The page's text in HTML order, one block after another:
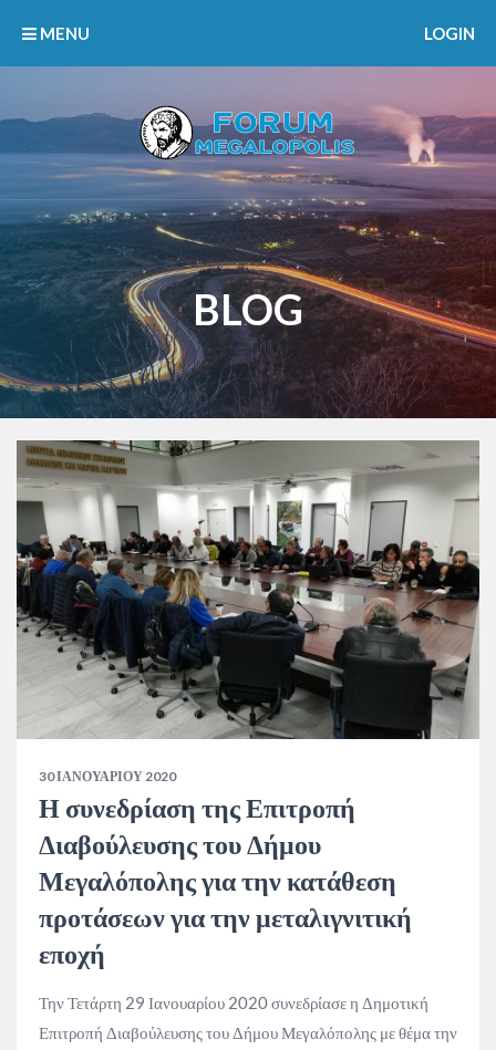
MENU LOGIN
BLOG
30 ΙΑΝΟΥΑΡΊΟΥ 2020
Η συνεδρίαση της Επιτροπή
Διαβούλευσης του Δήμου
Μεγαλόπολης για την κατάθεση
προτάσεων για την μεταλιγνιτική
εποχή
Την Τετάρτη 29 Ιανουαρίου 2020 συνεδρίασε η Δημοτική
Επιτροπή Διαβούλευσης του Δήμου Μεγαλόπολης με θέμα την